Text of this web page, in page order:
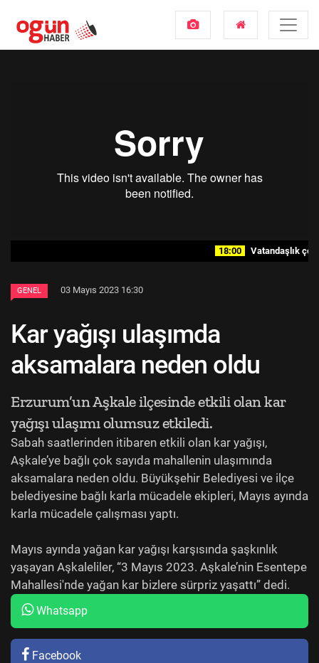
18:00 Vatandaşlık
GENEL 03 Mayıs 2023 16:30
Kar yağışı ulaşımda
aksamalara neden oldu
Erzurum’un Aşkale ilçesinde etkili olan kar
yağışı ulaşımı olumsuz etkiledi.
Sabah saatlerinden itibaren etkili olan kar yağışı,
Aşkale’ye bağlı çok sayıda mahallenin ulaşımında
aksamalara neden oldu. Büyükşehir Belediyesi ve ilçe
belediyesine bağlı karla mücadele ekipleri, Mayıs ayında
karla mücadele çalışması yaptı.
Mayıs ayında yağan kar yağışı karşısında şaşkınlık
yaşayan Aşkaleliler, “3 Mayıs 2023. Aşkale’nin Esentepe
Mahallesi'nde yağan kar bizlere sürpriz yaşattı” dedi.
Whatsapp
Facebook